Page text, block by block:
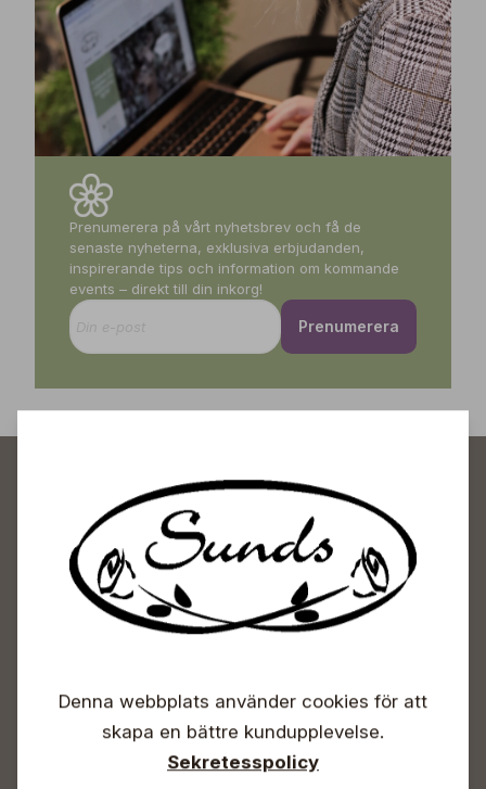
Prenumerera på vårt nyhetsbrev och få de
senaste nyheterna, exklusiva erbjudanden,
inspirerande tips och information om kommande
events – direkt till din inkorg!
Prenumerera
Sunds Trädgårdscenter
Lördagar 09-16
Söndagar Självbetjäning
Denna webbplats använder cookies för att
skapa en bättre kundupplevelse.
Sekretesspolicy